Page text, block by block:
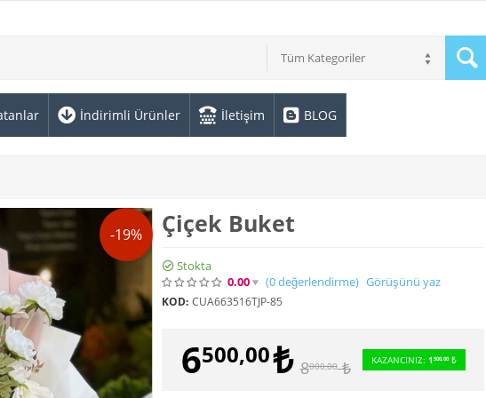
Tüm Kategoriler
İndirimli Ürünler İletişim BLOG
-19% Çiçek Buket
Stokta
0.00
(0değerlendirme) Görüşünü yaz
KOD: CUA663516TJP-85
6500,00₺ 8000,00 ₺ KAZANCINIZ: 1500,00₺